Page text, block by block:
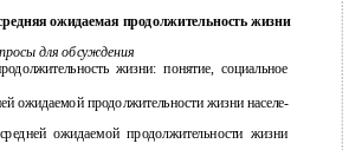
ожидаемая продолжительность жизни
для обсуждения
жизни: понятие, социальное
ожидаемой продолжительности жизни населе-
ожидаемой продолжительности жизни